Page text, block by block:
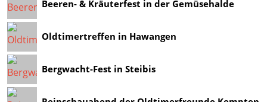
Beeren- & Kräuterfest in der Gemüsehalde
Oldtimertreffen in Hawangen
Bergwacht-Fest in Steibis